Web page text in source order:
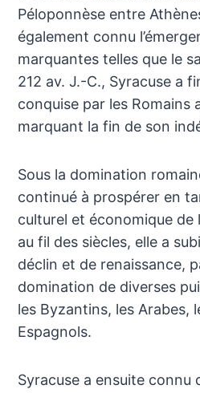
Péloponnèse entre
également connu
marquantes telles que le
212 av. J.-C., Syracuse a
conquise par les Romains
marquant la fin de son
Sous la domination
continué à prospérer en
culturel et économique de
au fil des siècles, elle a
déclin et de renaissance,
domination de diverses
les Byzantins, les Arabes,
Espagnols.
Syracuse a ensuite connu